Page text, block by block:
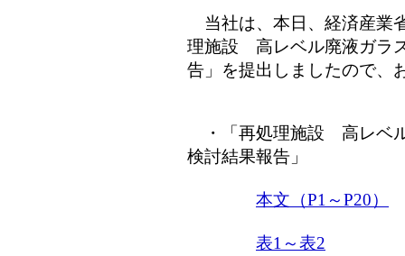
当社は、本日、経済産業
理施設 高レベル廃液ガラ
告」を提出しましたので、
・「再処理施設 高レベ
検討結果報告」
本文（P1～P20）
表1～表2